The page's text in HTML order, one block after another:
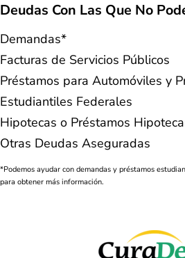
Deudas Con Las Que No
Demandas*
Facturas de Servicios Públicos
Préstamos para Automóviles y
Estudiantiles Federales
Hipotecas o Préstamos
Otras Deudas Aseguradas
*Podemos ayudar con demandas y préstamos
para obtener más información.